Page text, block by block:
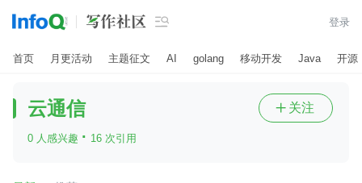
 登录
首页 月更活动 主题征文 AI golang 移动开发 Java 开源
云通信
0 人感兴趣 · 16 次引用
 关注